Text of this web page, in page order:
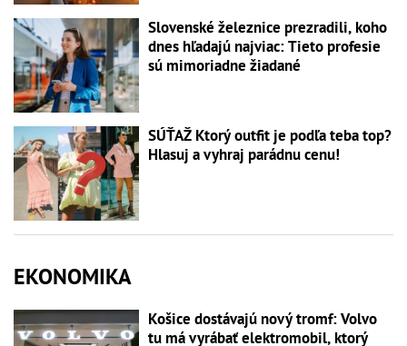
Slovenské železnice prezradili, koho
dnes hľadajú najviac: Tieto profesie
sú mimoriadne žiadané
SÚŤAŽ Ktorý outfit je podľa teba top?
Hlasuj a vyhraj parádnu cenu!
EKONOMIKA
Košice dostávajú nový tromf: Volvo
tu má vyrábať elektromobil, ktorý